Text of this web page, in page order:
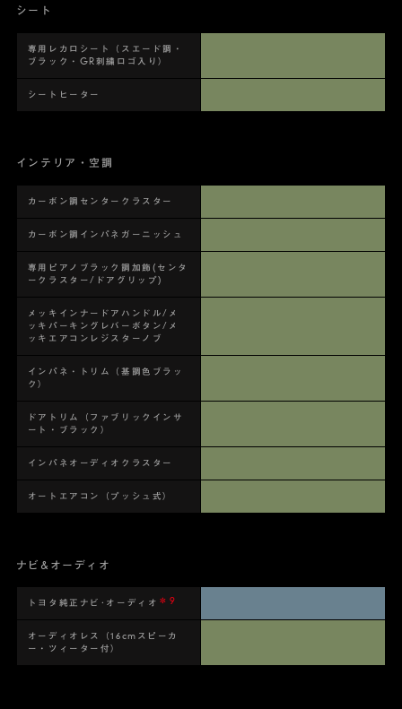
シート
専用レカロシート（スエード調・
ブラック・GR刺繍ロゴ入り）
シートヒーター
インテリア・空調
カーボン調センタークラスター
カーボン調インパネガーニッシュ
専用ピアノブラック調加飾(センタ
ークラスター/ドアグリップ)
メッキインナードアハンドル/メ
ッキパーキングレバーボタン/メ
ッキエアコンレジスターノブ
インパネ・トリム（基調色ブラッ
ク）
ドアトリム（ファブリックインサ
ート・ブラック）
インパネオーディオクラスター
オートエアコン（プッシュ式）
ナビ&オーディオ
トヨタ純正ナビ･オーディオ ＊9
オーディオレス（16cmスピーカ
ー・ツィーター付）